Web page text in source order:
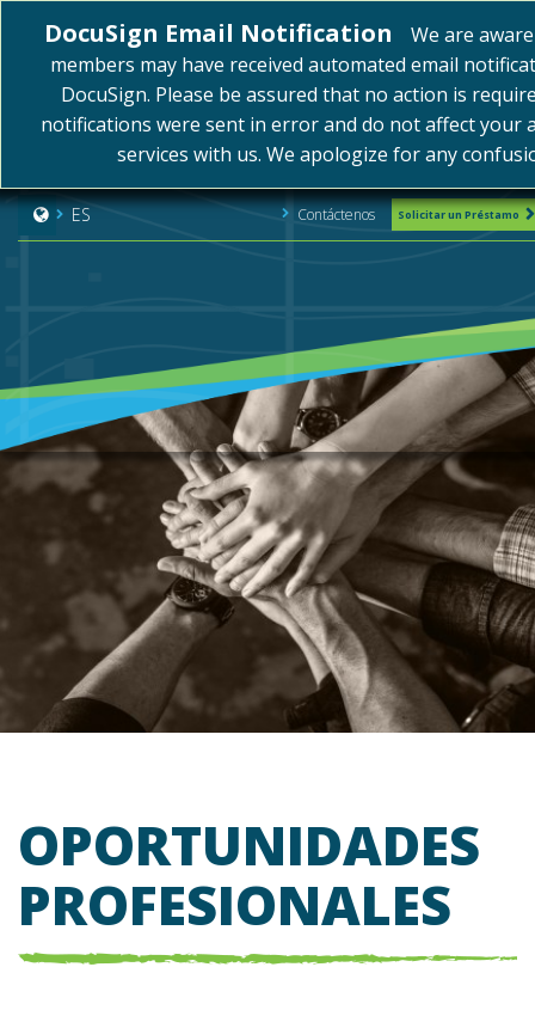
DocuSign Email Notification
We are
members may have received automated email
DocuSign. Please be assured that no action is
notifications were sent in error and do not affect your
services with us. We apologize for any
ES Contáctenos Solicitar un Préstamo
OPORTUNIDADES
PROFESIONALES